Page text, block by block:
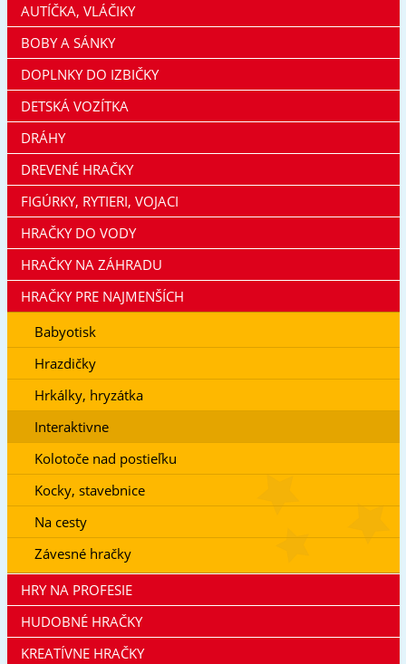
AUTÍČKA, VLÁČIKY
BOBY A SÁNKY
DOPLNKY DO IZBIČKY
DETSKÁ VOZÍTKA
DRÁHY
DREVENÉ HRAČKY
FIGÚRKY, RYTIERI, VOJACI
HRAČKY DO VODY
HRAČKY NA ZÁHRADU
HRAČKY PRE NAJMENŠÍCH
Babyotisk
Hrazdičky
Hrkálky, hryzátka
Interaktivne
Kolotoče nad postieľku
Kocky, stavebnice
Na cesty
Závesné hračky
HRY NA PROFESIE
HUDOBNÉ HRAČKY
KREATÍVNE HRAČKY